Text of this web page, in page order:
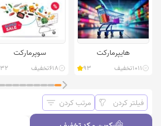
هایپرمارکت
1011تخفیف 93
سوپرمارکت
618تخفیف 32
فیلتر کردن مرتب کردن
کوپن و کد تخفیف